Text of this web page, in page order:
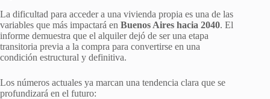
La dificultad para acceder a una vivienda propia es una de las
variables que más impactará en Buenos Aires hacia 2040. El
informe demuestra que el alquiler dejó de ser una etapa
transitoria previa a la compra para convertirse en una
condición estructural y definitiva.
Los números actuales ya marcan una tendencia clara que se
profundizará en el futuro: